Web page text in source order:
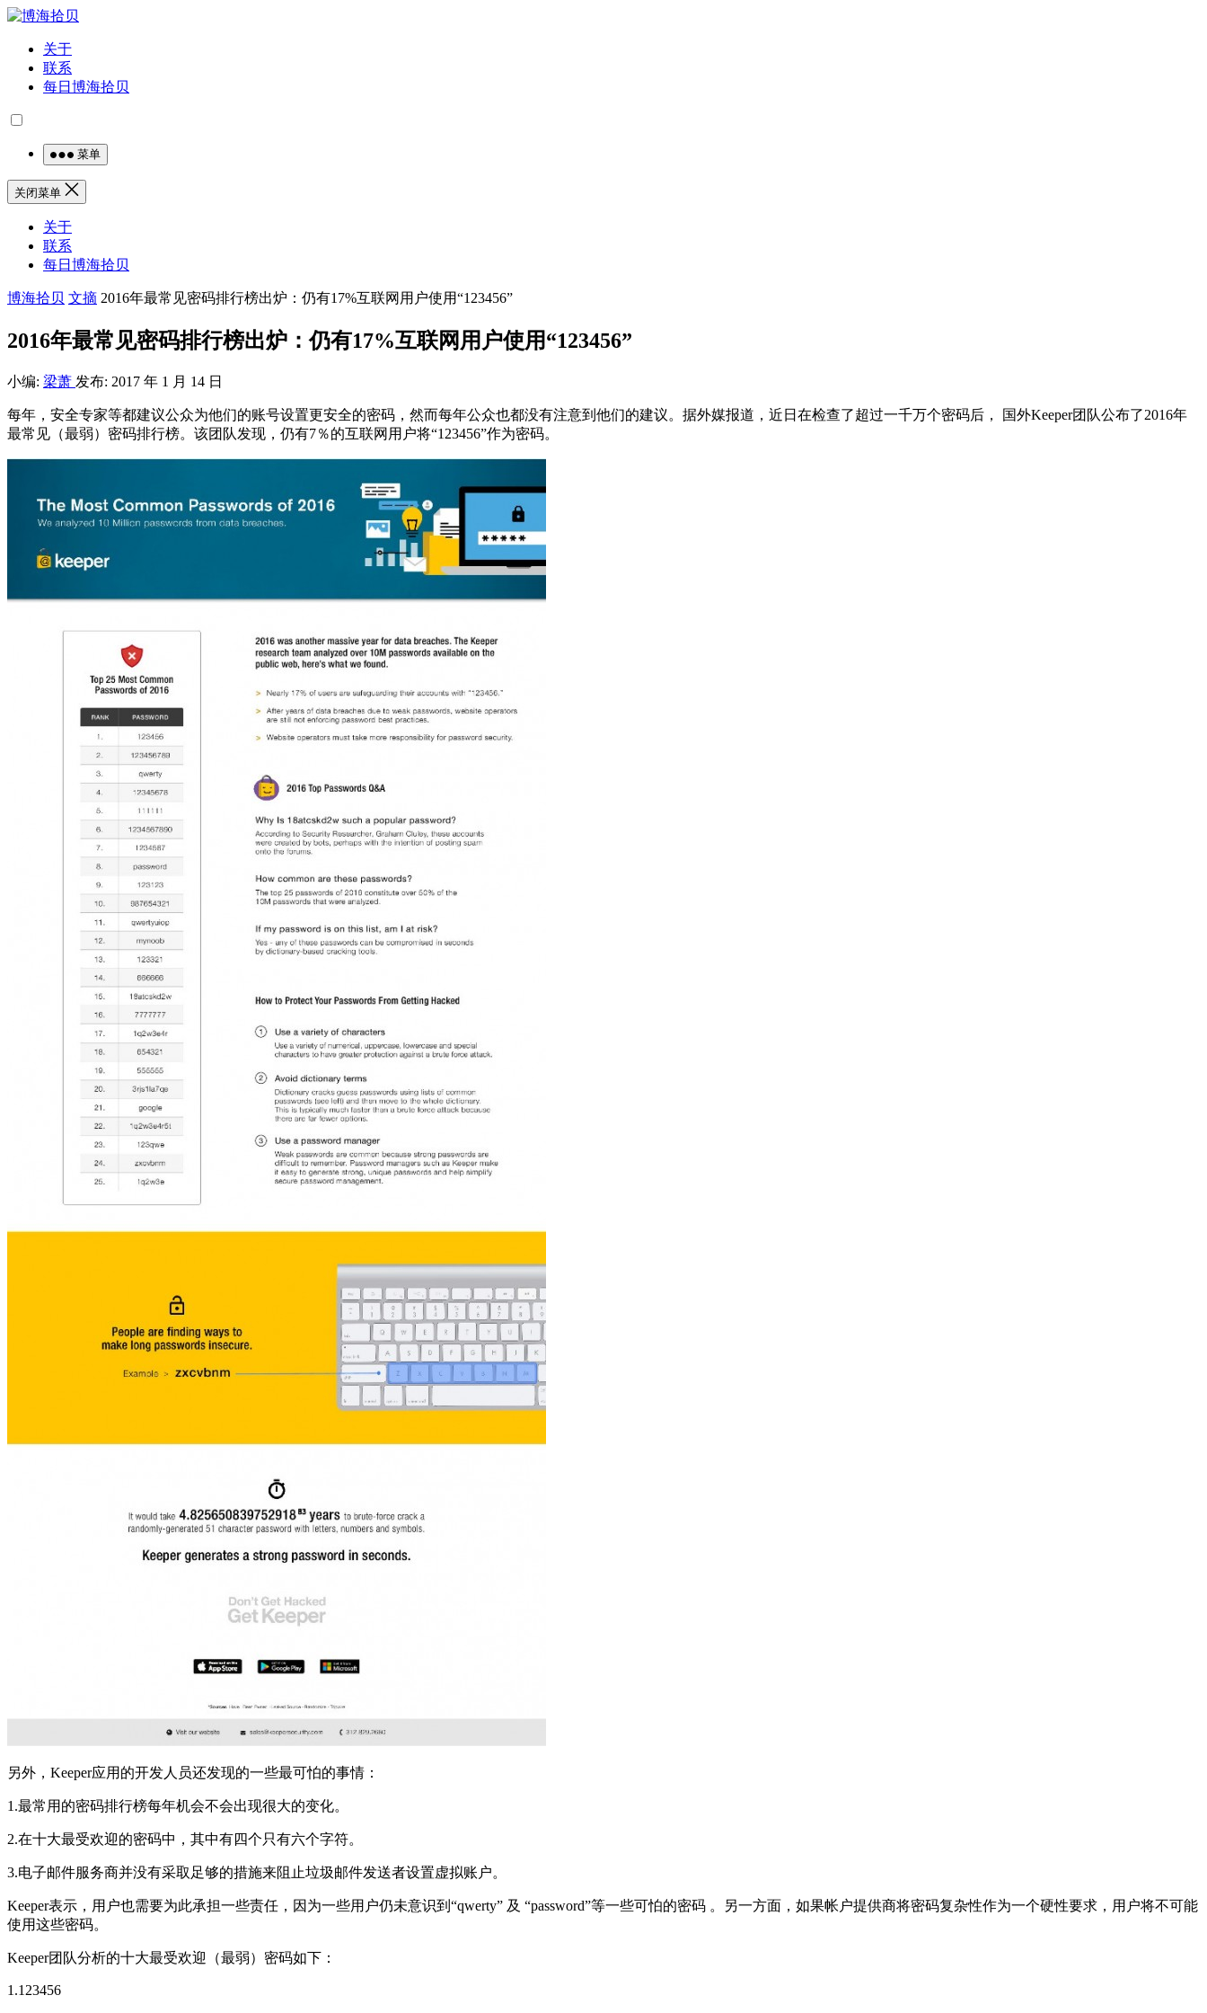
关于
联系
每日博海拾贝
菜单
关闭菜单
关于
联系
每日博海拾贝
博海拾贝 文摘 2016年最常见密码排行榜出炉：仍有17%互联网用户使用“123456”
2016年最常见密码排行榜出炉：仍有17%互联网用户使用“123456”
小编: 梁萧 发布: 2017 年 1 月 14 日
每年，安全专家等都建议公众为他们的账号设置更安全的密码，然而每年公众也都没有注意到他们的建议。据外媒报道，近日在检查了超过一千万个密码后， 国外Keeper团队公布了2016年
最常见（最弱）密码排行榜。该团队发现，仍有7％的互联网用户将“123456”作为密码。
另外，Keeper应用的开发人员还发现的一些最可怕的事情：
1.最常用的密码排行榜每年机会不会出现很大的变化。
2.在十大最受欢迎的密码中，其中有四个只有六个字符。
3.电子邮件服务商并没有采取足够的措施来阻止垃圾邮件发送者设置虚拟账户。
Keeper表示，用户也需要为此承担一些责任，因为一些用户仍未意识到“qwerty” 及 “password”等一些可怕的密码 。另一方面，如果帐户提供商将密码复杂性作为一个硬性要求，用户将不可能
使用这些密码。
Keeper团队分析的十大最受欢迎（最弱）密码如下：
1.123456